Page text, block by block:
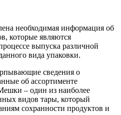
необходимая информация об
которые являются
выпуска различной
вида упаковки.
сведения о
об ассортименте
– один из наиболее
видов тары, который
сохранности продуктов и